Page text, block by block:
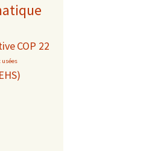
COP 22
usées